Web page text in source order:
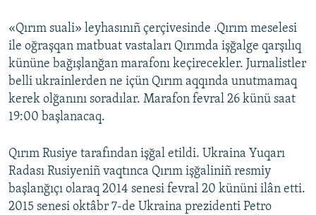
«Qırım suali» leyhasınıñ çerçivesinde .Qırım meselesi
ile oğraşqan matbuat vastaları Qırımda işğalge qarşılıq
kününe bağışlanğan marafonı keçirecekler. Jurnalistler
belli ukrainlerden ne içün Qırım aqqında unutmamaq
kerek olğanını soradılar. Marafon fevral 26 künü saat
19:00 başlanacaq.
Qırım Rusiye tarafından işğal etildi. Ukraina Yuqarı
Radası Rusiyeniñ vaqtınca Qırım işğaliniñ resmiy
başlanğıçı olaraq 2014 senesi fevral 20 kününi ilân etti.
2015 senesi oktâbr 7-de Ukraina prezidenti Petro